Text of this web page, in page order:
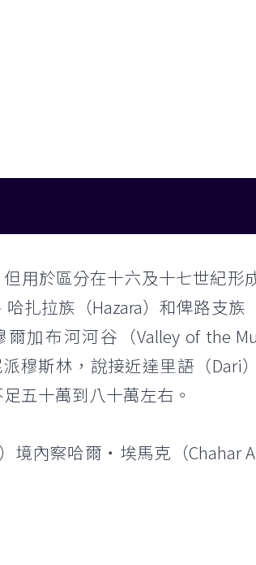
用於區分在十六及十七世紀形
扎拉族（Hazara）和俾路支族
加布河河谷（Valley of the
穆斯林，說接近達里語（Dari
五十萬到八十萬左右。
境內察哈爾‧埃馬克（Chahar